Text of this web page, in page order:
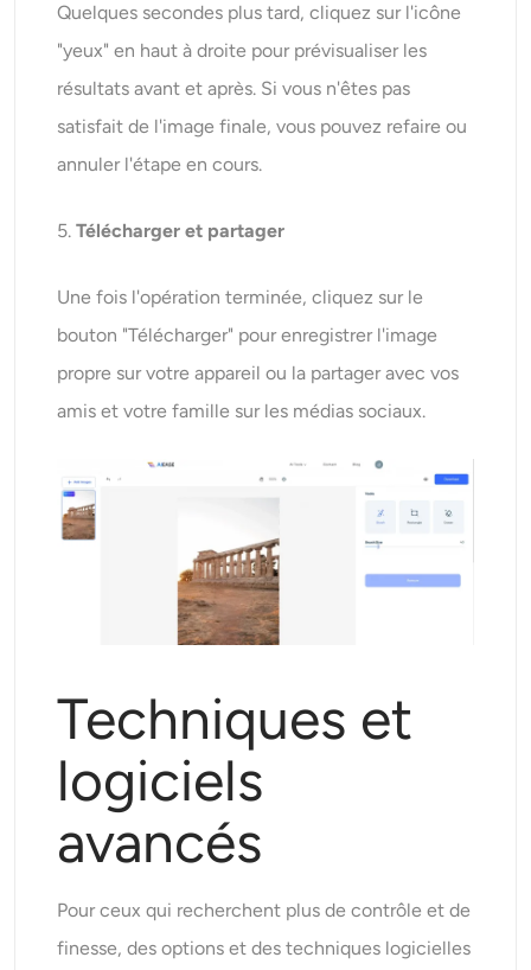
Quelques secondes plus tard, cliquez sur l'icône
"yeux" en haut à droite pour prévisualiser les
résultats avant et après. Si vous n'êtes pas
satisfait de l'image finale, vous pouvez refaire ou
annuler l'étape en cours.
5.Télécharger et partager
Une fois l'opération terminée, cliquez sur le
bouton "Télécharger" pour enregistrer l'image
propre sur votre appareil ou la partager avec vos
amis et votre famille sur les médias sociaux.
Techniques et
logiciels
avancés
Pour ceux qui recherchent plus de contrôle et de
finesse, des options et des techniques logicielles